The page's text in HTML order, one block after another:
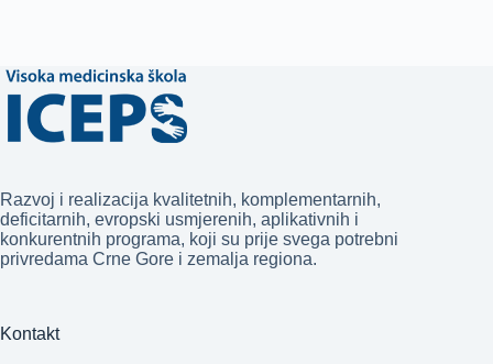
Razvoj i realizacija kvalitetnih, komplementarnih,
deficitarnih, evropski usmjerenih, aplikativnih i
konkurentnih programa, koji su prije svega potrebni
privredama Crne Gore i zemalja regiona.
Kontakt